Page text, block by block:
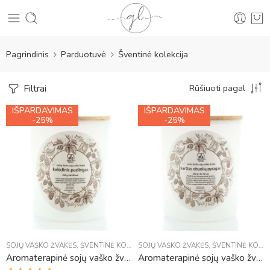
Pagrindinis Parduotuvė Šventinė kolekcija
Filtrai Rūšiuoti pagal
IŠPARDUOTA
IŠPARDAVIMAS
-25%
SOJŲ VAŠKO ŽVAKĖS, ŠVENTINĖ KOLEKCIJA
Aromaterapinė sojų vaško žvakė „Kalėdinis pudingas“
IŠPARDUOTA
IŠPARDAVIMAS
-25%
SOJŲ VAŠKO ŽVAKĖS, ŠVENTINĖ KOLEKCIJA
Aromaterapinė sojų vaško žvakė „Karštas obuolių pyragas“